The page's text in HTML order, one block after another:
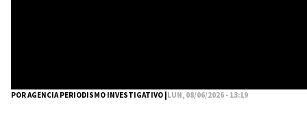
POR AGENCIA PERIODISMO INVESTIGATIVO | LUN, 08/06/2026 - 13:19